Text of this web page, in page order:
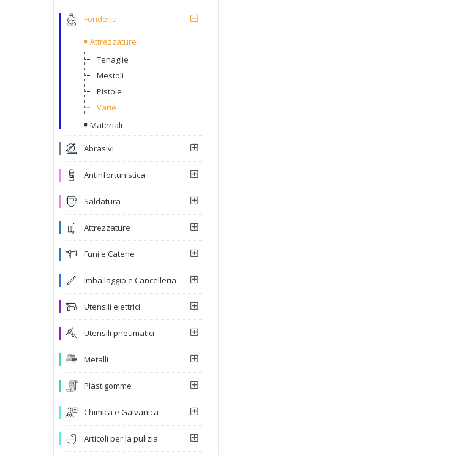
Fonderia
Attrezzature
Tenaglie
Mestoli
Pistole
Varie
Materiali
Abrasivi
Antinfortunistica
Saldatura
Attrezzature
Funi e Catene
Imballaggio e Cancelleria
Utensili elettrici
Utensili pneumatici
Metalli
Plastigomme
Chimica e Galvanica
Articoli per la pulizia